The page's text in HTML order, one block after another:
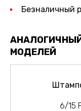
Безналичный
МОДЕЛЕЙ
6/15